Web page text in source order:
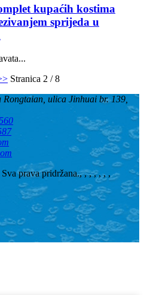
kupaćih kostima
sprijeda u
Stranica 2 / 8
Rongtaian, ulica Jinhuai br. 139,
prava pridržana., , , , , , ,